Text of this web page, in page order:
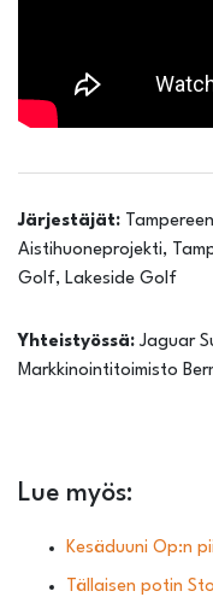
Järjestäjät:
Aistihuoneprojekti,
Golf, Lakeside Golf
Yhteistyössä: Jaguar
Markkinointitoimisto
Lue myös:
Kesäduuni Op:n
Tällaisen potin